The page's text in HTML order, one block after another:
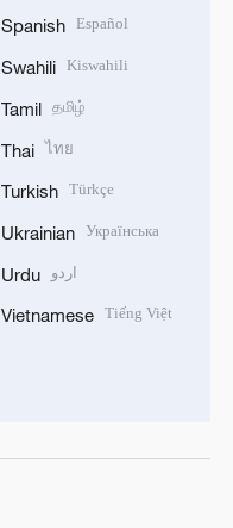
Spanish Español
Swahili Kiswahili
Tamil தமிழ்
Thai ไทย
Turkish Türkçe
Ukrainian Українська
Urdu اردو
Vietnamese Tiếng Việt